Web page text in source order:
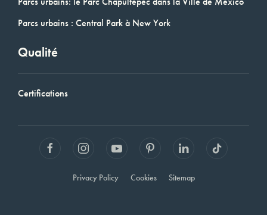
Parcs urbains : Central Park à New York
Qualité
Certifications
Privacy Policy Cookies Sitemap